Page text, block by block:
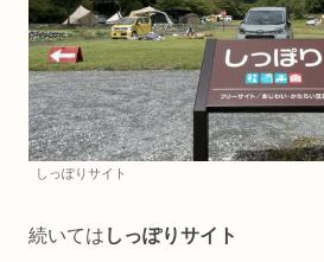
しっぽりサイト
続いては しっぽりサイト